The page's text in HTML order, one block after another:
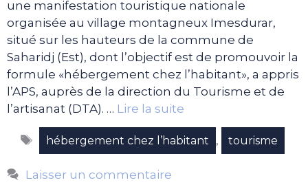
une manifestation touristique nationale
organisée au village montagneux Imesdurar,
situé sur les hauteurs de la commune de
Saharidj (Est), dont l’objectif est de promouvoir la
formule «hébergement chez l’habitant», a appris
l’APS, auprès de la direction du Tourisme et de
l’artisanat (DTA). … Lire la suite
Étiquettes
hébergement chez l’habitant , tourisme
Laisser un commentaire